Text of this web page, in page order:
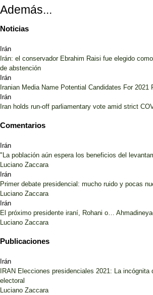
Además...
Noticias
Irán
Irán: el conservador Ebrahim Raisi fue elegido
de abstención
Irán
Iranian Media Name Potential Candidates For 2021
Irán
Iran holds run-off parliamentary vote amid strict
Comentarios
Irán
"La población aún espera los beneficios del
Luciano Zaccara
Irán
Primer debate presidencial: mucho ruido y pocas
Luciano Zaccara
Irán
El próximo presidente iraní, Rohani o…
Luciano Zaccara
Publicaciones
Irán
IRAN Elecciones presidenciales 2021: La incógnita
electoral
Luciano Zaccara